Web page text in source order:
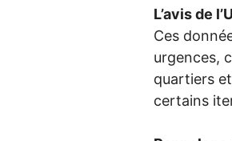
L’avis de l’
Ces
urgences,
quartiers
certains